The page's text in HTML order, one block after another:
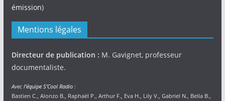
émission)
Mentions légales
Directeur de publication : M. Gavignet, professeur
documentaliste.
Avec l’équipe S’Cool Radio:
Bastien C., Alonzo B., Raphaël P., Arthur F., Eva H., Lily V., Gabriel N., Bella B.,